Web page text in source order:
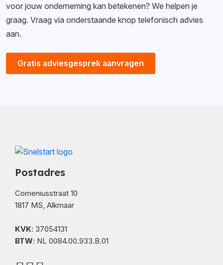
voor jouw onderneming kan betekenen? We helpen je
graag. Vraag via onderstaande knop telefonisch advies
aan.
Gratis adviesgesprek aanvragen
Postadres
Comeniusstraat 10
1817 MS, Alkmaar
KVK: 37054131
BTW: NL 0084.00.933.B.01